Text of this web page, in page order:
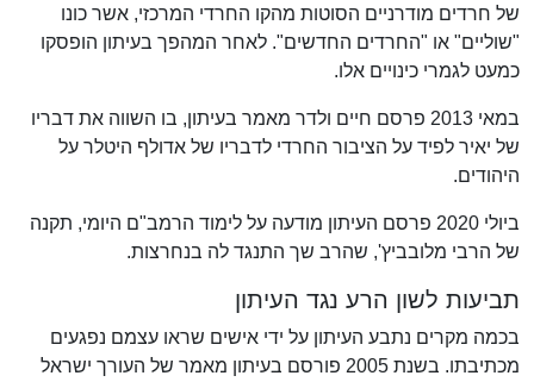
של חרדים מודרניים הסוטות מהקו החרדי המרכזי, אשר כונו
"שוליים" או "החרדים החדשים". לאחר המהפך בעיתון הופסקו
כמעט לגמרי כינויים אלו.
במאי 2013 פרסם חיים ולדר מאמר בעיתון, בו השווה את דבריו
של יאיר לפיד על הציבור החרדי לדבריו של אדולף היטלר על
היהודים.
ביולי 2020 פרסם העיתון מודעה על לימוד הרמב"ם היומי, תקנה
של הרבי מלובביץ', שהרב שך התנגד לה בנחרצות.
תביעות לשון הרע נגד העיתון
בכמה מקרים נתבע העיתון על ידי אישים שראו עצמם נפגעים
מכתיבתו. בשנת 2005 פורסם בעיתון מאמר של העורך ישראל